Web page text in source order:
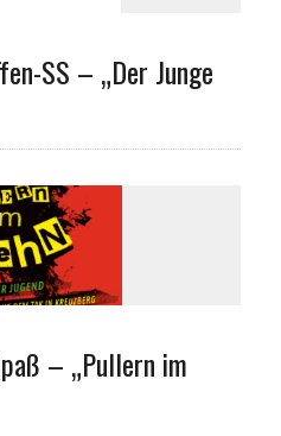
SS – „Der Junge
– „Pullern im